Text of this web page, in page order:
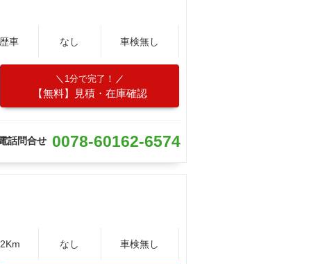
車 なし 車検無し
1分で完了！
【無料】見積・在庫確認
話問合せ 0078-60162-6574
なし 車検無し